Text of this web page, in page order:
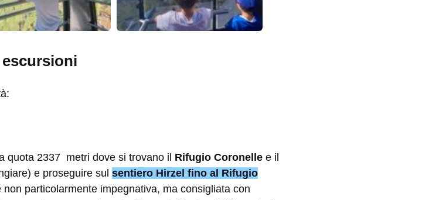
quota 2337 metri dove si trovano il Rifugio Coronelle e il
e proseguire sul sentiero Hirzel fino al Rifugio
non particolarmente impegnativa, ma consigliata con